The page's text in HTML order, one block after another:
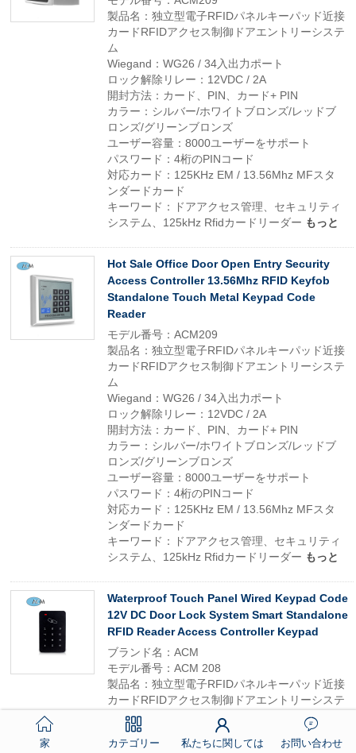
製品名：独立型電子RFIDパネルキーパッド近接
カードRFIDアクセス制御ドアエントリーシステ
ム
Wiegand：WG26 / 34入出力ポート
ロック解除リレー：12VDC / 2A
開封方法：カード、PIN、カード+ PIN
カラー：シルバー/ホワイトブロンズ/レッドブ
ロンズ/グリーンブロンズ
ユーザー容量：8000ユーザーをサポート
パスワード：4桁のPINコード
対応カード：125KHz EM / 13.56Mhz MFスタ
ンダードカード
キーワード：ドアアクセス管理、セキュリティ
システム、125kHz Rfidカードリーダー もっと
Hot Sale Office Door Open Entry Security
Access Controller 13.56Mhz RFID Keyfob
Standalone Touch Metal Keypad Code
Reader
モデル番号：ACM209
製品名：独立型電子RFIDパネルキーパッド近接
カードRFIDアクセス制御ドアエントリーシステ
ム
Wiegand：WG26 / 34入出力ポート
ロック解除リレー：12VDC / 2A
開封方法：カード、PIN、カード+ PIN
カラー：シルバー/ホワイトブロンズ/レッドブ
ロンズ/グリーンブロンズ
ユーザー容量：8000ユーザーをサポート
パスワード：4桁のPINコード
対応カード：125KHz EM / 13.56Mhz MFスタ
ンダードカード
キーワード：ドアアクセス管理、セキュリティ
システム、125kHz Rfidカードリーダー もっと
Waterproof Touch Panel Wired Keypad Code
12V DC Door Lock System Smart Standalone
RFID Reader Access Controller Keypad
ブランド名：ACM
モデル番号：ACM 208
製品名：独立型電子RFIDパネルキーパッド近接
カードRFIDアクセス制御ドアエントリーシステ
Wiegand：WG26 / 34入出力ポート
ロック解除リレー：12VDC / 2A
家 カテゴリー 私たちに関しては お問い合わせ